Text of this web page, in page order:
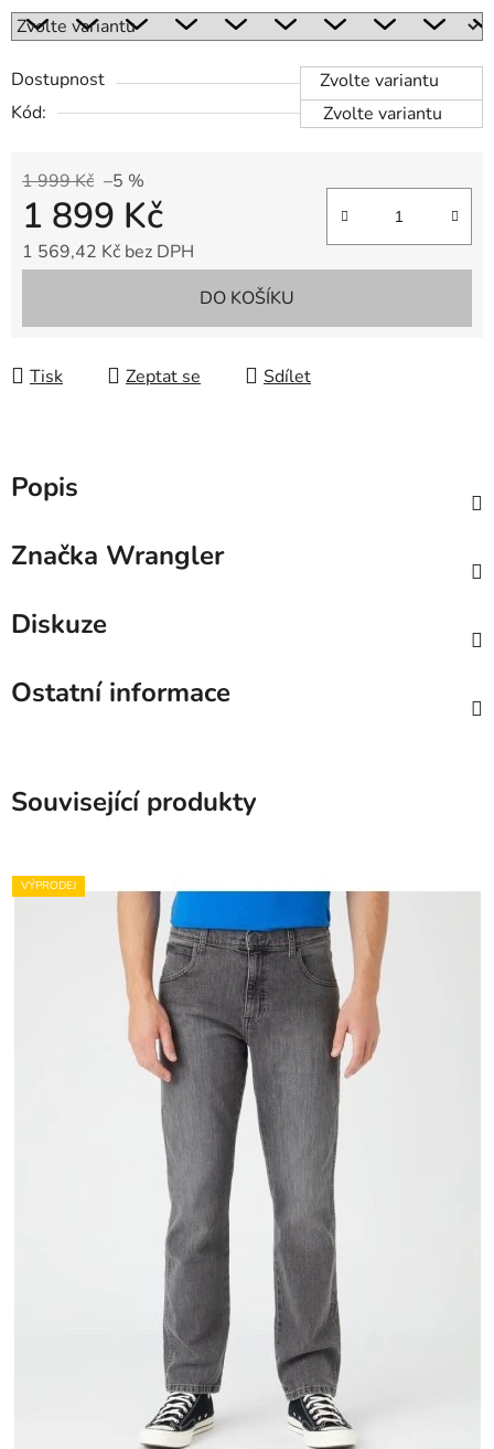
Dostupnost
Zvolte variantu
Kód:
Zvolte variantu
1 999 Kč –5 %
1 899 Kč
1 569,42 Kč bez DPH
DO KOŠÍKU
Tisk Zeptat se Sdílet
Popis
Značka Wrangler
Diskuze
Ostatní informace
Související produkty
VÝPRODEJ